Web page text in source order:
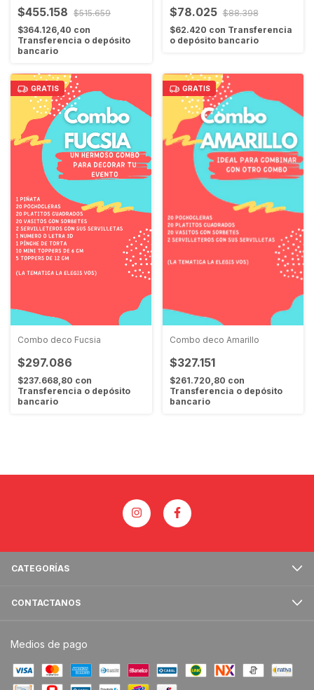
$455.158 $515.659
$364.126,40 con
Transferencia o depósito
bancario
$78.025 $88.398
$62.420 con Transferencia
o depósito bancario
GRATIS
Combo deco Fucsia
$297.086
$237.668,80 con
Transferencia o depósito
bancario
GRATIS
Combo deco Amarillo
$327.151
$261.720,80 con
Transferencia o depósito
bancario
CATEGORÍAS
CONTACTANOS
Medios de pago